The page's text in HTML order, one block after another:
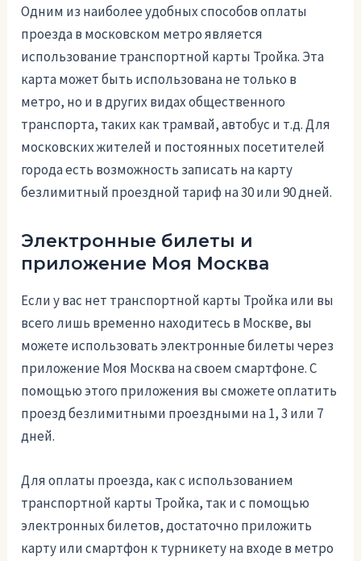
Одним из наиболее удобных способов оплаты
проезда в московском метро является
использование транспортной карты Тройка. Эта
карта может быть использована не только в
метро, но и в других видах общественного
транспорта, таких как трамвай, автобус и т.д. Для
московских жителей и постоянных посетителей
города есть возможность записать на карту
безлимитный проездной тариф на 30 или 90 дней.
Электронные билеты и
приложение Моя Москва
Если у вас нет транспортной карты Тройка или вы
всего лишь временно находитесь в Москве, вы
можете использовать электронные билеты через
приложение Моя Москва на своем смартфоне. С
помощью этого приложения вы сможете оплатить
проезд безлимитными проездными на 1, 3 или 7
дней.
Для оплаты проезда, как с использованием
транспортной карты Тройка, так и с помощью
электронных билетов, достаточно приложить
карту или смартфон к турникету на входе в метро